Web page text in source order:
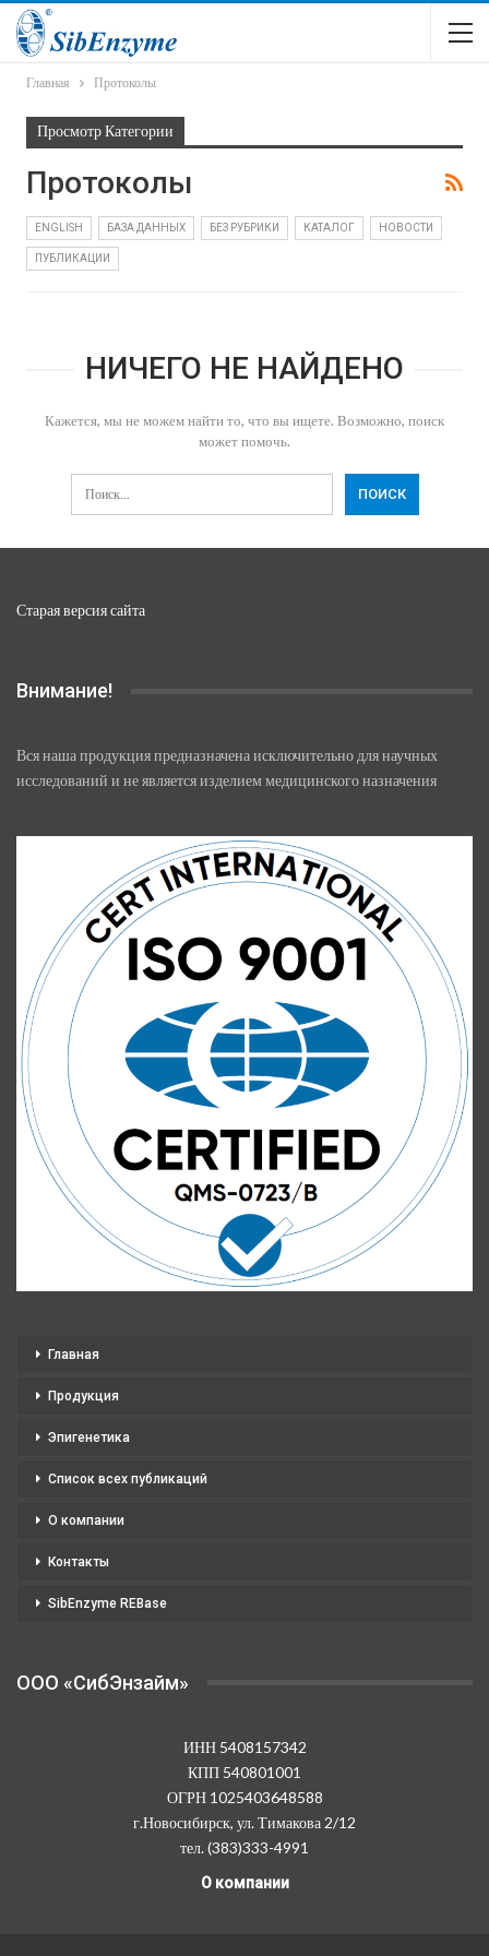
Главная Протоколы
Просмотр Категории
Протоколы
ENGLISH БАЗА ДАННЫХ БЕЗ РУБРИКИ КАТАЛОГ НОВОСТИ
ПУБЛИКАЦИИ
НИЧЕГО НЕ НАЙДЕНО
Кажется, мы не можем найти то, что вы ищете. Возможно, поиск
может помочь.
Старая версия сайта
Внимание!
Вся наша продукция предназначена исключительно для научных
исследований и не является изделием медицинского назначения
Главная
Продукция
Эпигенетика
Список всех публикаций
О компании
Контакты
SibEnzyme REBase
OOO «СибЭнзайм»
ИНН 5408157342
КПП 540801001
ОГРН 1025403648588
г.Новосибирск, ул. Тимакова 2/12
тел. (383)333-4991
О компании